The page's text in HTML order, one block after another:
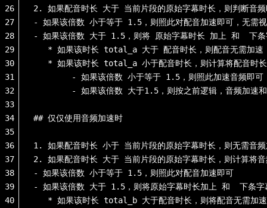
2. 如果配音时长 大于 当前片段的原始字幕时长，则判断音
- 如果该倍数 小于等于 1.5，则照此对配音加速即可，无需
- 如果该倍数 大于 1.5，则将 原始字幕时长 加上 和  下条
* 如果该时长 total_a 大于 配音时长，则配音无需加速
* 如果该时长 total_a 小于配音时长，则计算将配音时
- 如果该倍数 小于等于 1.5，则照此加速音频即可
- 如果该倍数 大于1.5，则按之前逻辑，音频加速
## 仅仅使用音频加速时
1. 如果配音时长 小于 当前片段的原始字幕时长，则无需音频
2. 如果配音时长 大于 当前片段的原始字幕时长，则计算将
- 如果该倍数 小于等于 1.5，则照此对配音加速即可
- 如果该倍数 大于 1.5，则将原始字幕时长加上 和  下条字
* 如果该时长 total_b 大于配音时长，则将配音无需加
26
27
28
29
30
31
32
33
34
35
36
37
38
39
40